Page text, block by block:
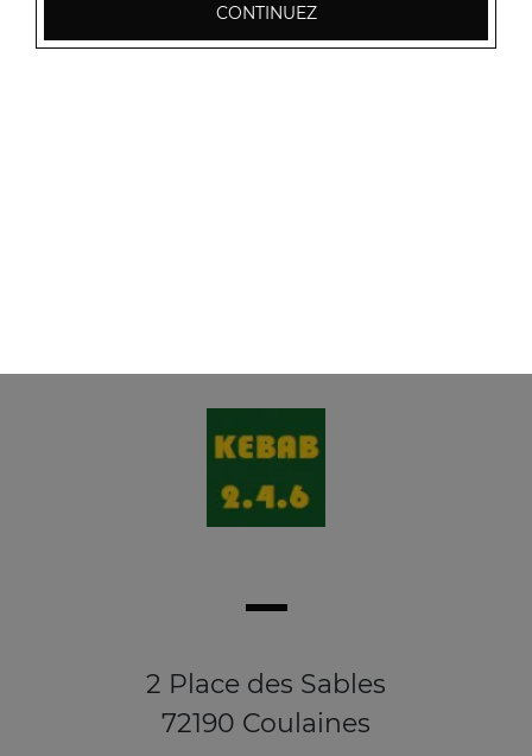
2 Place des Sables
72190 Coulaines
CONTINUEZ